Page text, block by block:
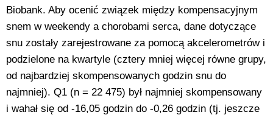
Biobank. Aby ocenić związek między kompensacyjnym
snem w weekendy a chorobami serca, dane dotyczące
snu zostały zarejestrowane za pomocą akcelerometrów i
podzielone na kwartyle (cztery mniej więcej równe grupy,
od najbardziej skompensowanych godzin snu do
najmniej). Q1 (n = 22 475) był najmniej skompensowany
i wahał się od -16,05 godzin do -0,26 godzin (tj. jeszcze